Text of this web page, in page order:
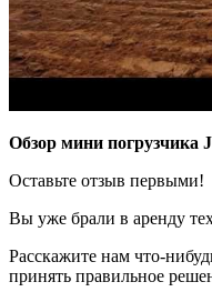
Обзор мини погрузчика
Оставьте отзыв первыми!
Вы уже брали в аренду
Расскажите нам что-
принять правильное